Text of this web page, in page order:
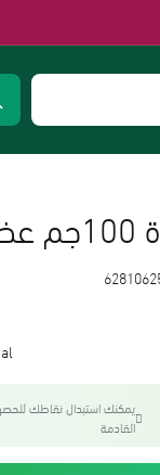
يمكنك استبدال نقاطك
القادمة